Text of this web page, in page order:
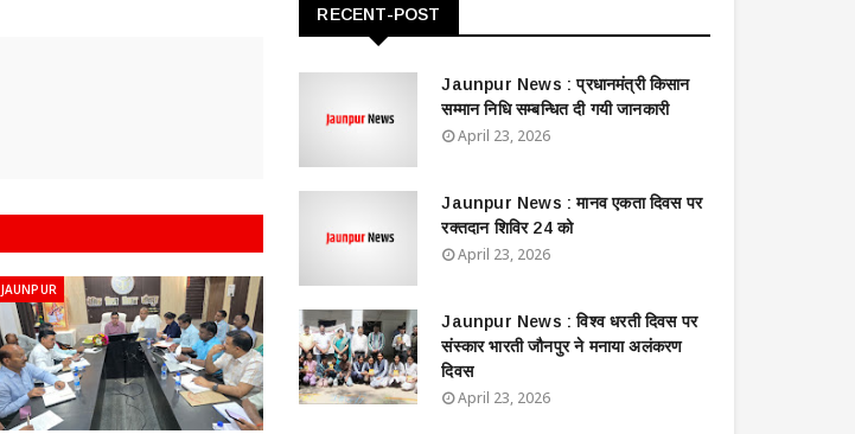
JAUNPUR
RECENT-POST
Jaunpur News : ​प्रधानमंत्री किसान
सम्मान निधि सम्बन्धित दी गयी जानकारी
April 23, 2026
Jaunpur News : ​मानव एकता दिवस पर
रक्तदान शिविर 24 को
April 23, 2026
Jaunpur News : विश्व धरती दिवस पर
संस्कार भारती जौनपुर ने मनाया अलंकरण
दिवस
April 23, 2026